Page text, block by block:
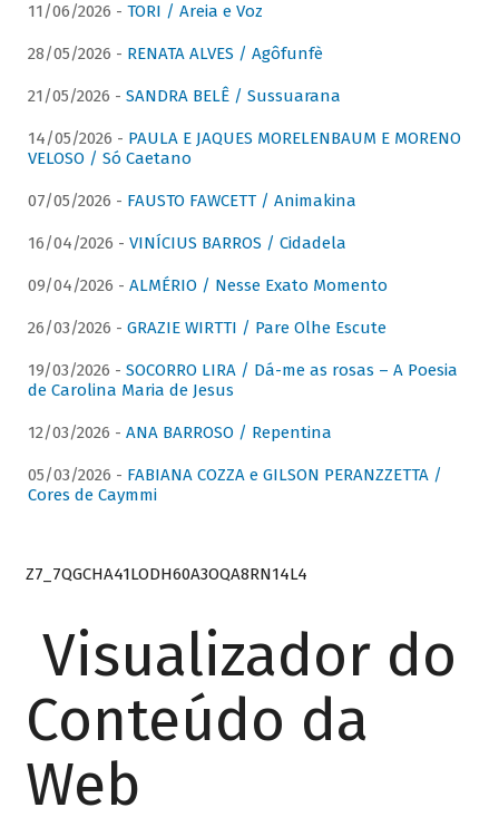
11/06/2026 - TORI / Areia e Voz
28/05/2026 - RENATA ALVES / Agôfunfè
21/05/2026 - SANDRA BELÊ / Sussuarana
14/05/2026 - PAULA E JAQUES MORELENBAUM E MORENO
VELOSO / Só Caetano
07/05/2026 - FAUSTO FAWCETT / Animakina
16/04/2026 - VINÍCIUS BARROS / Cidadela
09/04/2026 - ALMÉRIO / Nesse Exato Momento
26/03/2026 - GRAZIE WIRTTI / Pare Olhe Escute
19/03/2026 - SOCORRO LIRA / Dá-me as rosas – A Poesia
de Carolina Maria de Jesus
12/03/2026 - ANA BARROSO / Repentina
05/03/2026 - FABIANA COZZA e GILSON PERANZZETTA /
Cores de Caymmi
Z7_7QGCHA41LODH60A3OQA8RN14L4
Visualizador do
Conteúdo da
Web